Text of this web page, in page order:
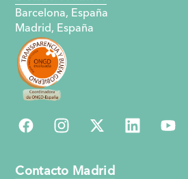
Barcelona, España
Madrid, España
Contacto Madrid